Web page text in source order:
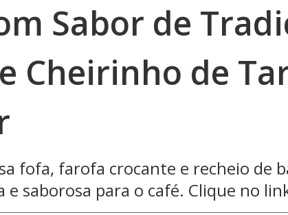
Sabor de
Cheirinho de
fofa, farofa crocante e recheio de
e saborosa para o café. Clique no